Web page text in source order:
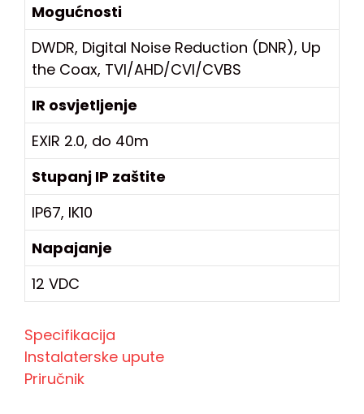
Mogućnosti
DWDR, Digital Noise Reduction (DNR), Up
the Coax, TVI/AHD/CVI/CVBS
IR osvjetljenje
EXIR 2.0, do 40m
Stupanj IP zaštite
IP67, IK10
Napajanje
12 VDC
Specifikacija
Instalaterske upute
Priručnik